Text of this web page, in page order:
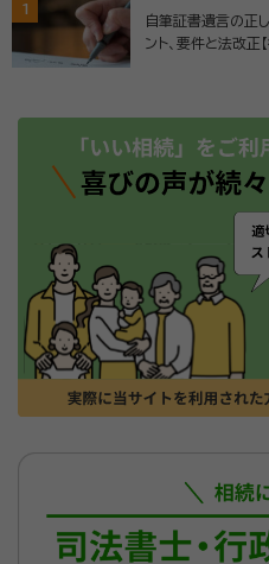
1
自筆証書遺言の正
ント、要件と法改正